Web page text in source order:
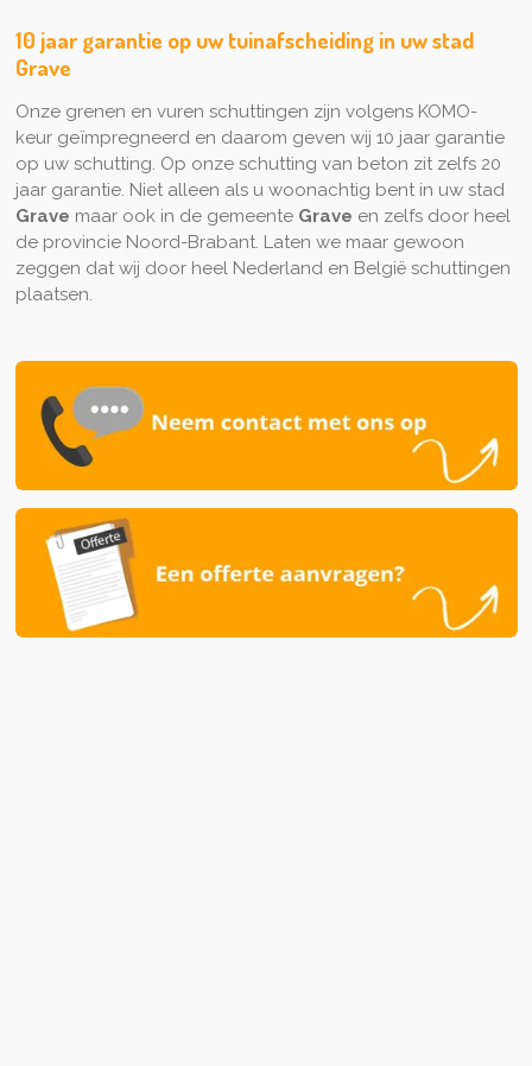
10 jaar garantie op uw tuinafscheiding in uw stad
Grave
Onze grenen en vuren schuttingen zijn volgens KOMO-
keur geïmpregneerd en daarom geven wij 10 jaar garantie
op uw schutting. Op onze schutting van beton zit zelfs 20
jaar garantie. Niet alleen als u woonachtig bent in uw stad
Grave maar ook in de gemeente Grave en zelfs door heel
de provincie Noord-Brabant. Laten we maar gewoon
zeggen dat wij door heel Nederland en België schuttingen
plaatsen.